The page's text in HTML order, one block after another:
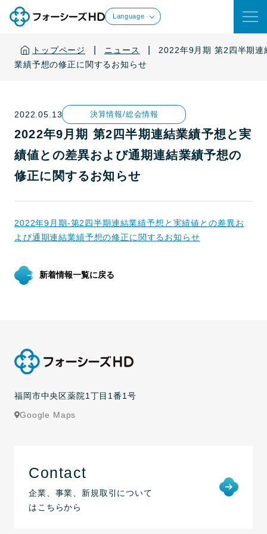
Language
トップページ ニュース
2022年9月期 第2四半期連
業績予想の修正に関するお知らせ
2022.05.13 決算情報/総会情報
2022年9月期 第2四半期連結業績予想と実
績値との差異および通期連結業績予想の
修正に関するお知らせ
2022年9月期-第2四半期連結業績予想と実績値との差異お
よび通期連結業績予想の修正に関するお知らせ
新着情報一覧に戻る
福岡市中央区薬院1丁目1番1号
Google Maps
Contact
企業、事業、新規取引について
はこちらから